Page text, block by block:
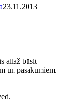
23.11.2013
allaž būsit
un pasākumiem.